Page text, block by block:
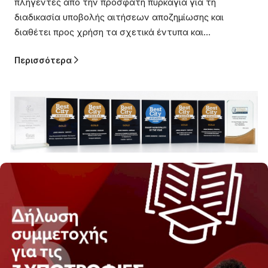
οποίων οι ιδιοκτησίες επλήγησαν από την πυρκαγιά
καλούνται να βρίσκονται στο σημείο κατά τη
Περισσότερα